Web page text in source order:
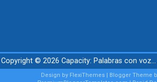
Copyright © 2026 Capacity: Palabras con voz...
Design by FlexiThemes| Blogger Theme